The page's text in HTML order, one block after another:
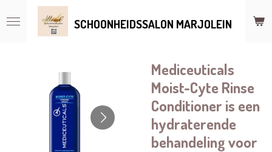
direct
SCHOONHEIDSSALON MARJOLEIN
Mediceuticals
Moist-Cyte Rinse
Conditioner is een
hydraterende
behandeling voor